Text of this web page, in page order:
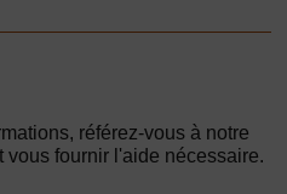
référez-vous à notre
fournir l'aide nécessaire.